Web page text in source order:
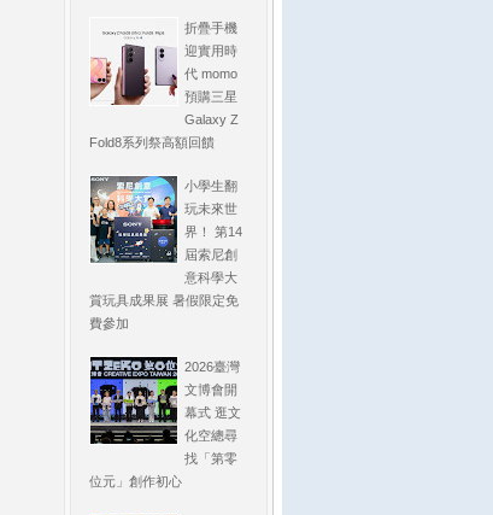
折疊手機
迎實用時
代 momo
預購三星
Galaxy Z
Fold8系列祭高額回饋
小學生翻
玩未來世
界！ 第14
屆索尼創
意科學大
賞玩具成果展 暑假限定免
費參加
2026臺灣
文博會開
幕式 逛文
化空總尋
找「第零
位元」創作初心